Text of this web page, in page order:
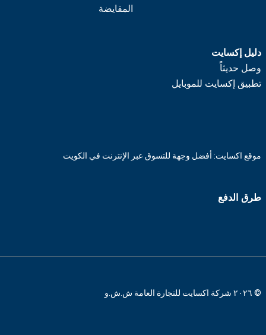
المقايضة
دليل إكسايت
وصل حديثاً
تطبيق إكسايت للموبايل
موقع اكسايت: أفضل وجهة للتسوق عبر الإنترنت في الكويت
طرق الدفع
© ٢٠٢٦ شركة اكسايت للتجارة العامة ش.ش.و